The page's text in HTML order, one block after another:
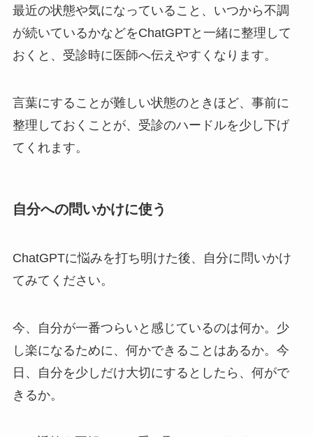
最近の状態や気になっていること、いつから不調
が続いているかなどをChatGPTと一緒に整理して
おくと、受診時に医師へ伝えやすくなります。
言葉にすることが難しい状態のときほど、事前に
整理しておくことが、受診のハードルを少し下げ
てくれます。
自分への問いかけに使う
ChatGPTに悩みを打ち明けた後、自分に問いかけ
てみてください。
今、自分が一番つらいと感じているのは何か。少
し楽になるために、何かできることはあるか。今
日、自分を少しだけ大切にするとしたら、何がで
きるか。